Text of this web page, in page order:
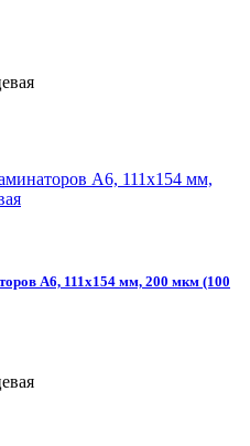
А6, 111х154 мм, 200 мкм (100